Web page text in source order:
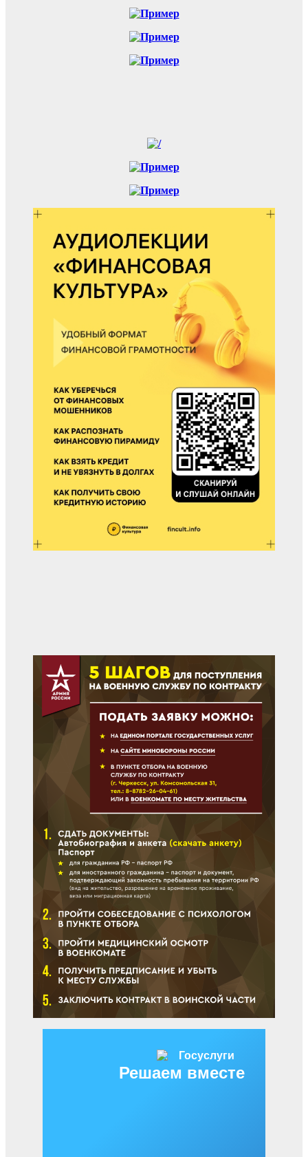
Решаем вместе